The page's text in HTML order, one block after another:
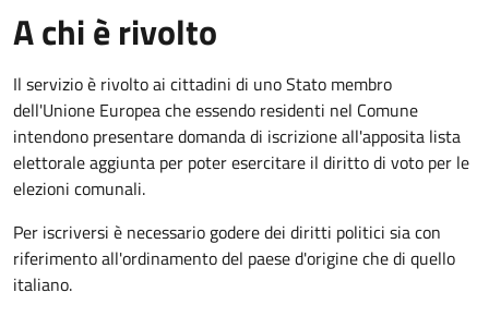
A chi è rivolto
Il servizio è rivolto ai cittadini di uno Stato membro
dell'Unione Europea che essendo residenti nel Comune
intendono presentare domanda di iscrizione all'apposita lista
elettorale aggiunta per poter esercitare il diritto di voto per le
elezioni comunali.
Per iscriversi è necessario godere dei diritti politici sia con
riferimento all'ordinamento del paese d'origine che di quello
italiano.